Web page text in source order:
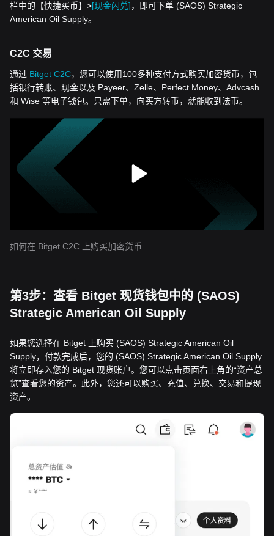
栏中的【快捷买币】>[现金闪兑]，即可下单 (SAOS) Strategic
American Oil Supply。
C2C 交易
通过 Bitget C2C，您可以使用100多种支付方式购买加密货币，包
括银行转账、现金以及 Payeer、Zelle、Perfect Money、Advcash
和 Wise 等电子钱包。只需下单，向买方转币，就能收到法币。
如何在 Bitget C2C 上购买加密货币
第3步：查看 Bitget 现货钱包中的 (SAOS)
Strategic American Oil Supply
如果您选择在 Bitget 上购买 (SAOS) Strategic American Oil
Supply，付款完成后，您的 (SAOS) Strategic American Oil Supply
将立即存入您的 Bitget 现货账户。您可以点击页面右上角的“资产总
览”查看您的资产。此外，您还可以购买、充值、兑换、交易和提现
资产。